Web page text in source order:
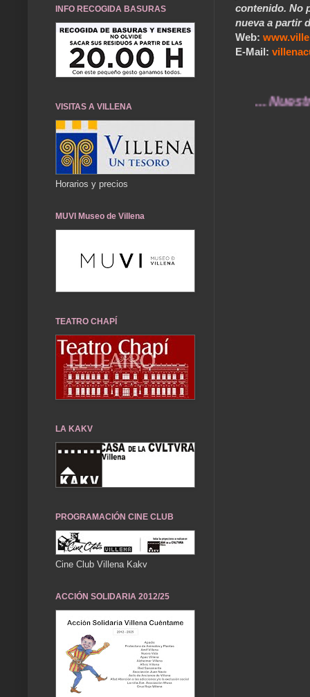
contenido. No
nueva a partir
Web:
E-Mail:
... Nuestros
INFO RECOGIDA BASURAS
VISITAS A VILLENA
Horarios y precios
MUVI Museo de Villena
TEATRO CHAPÍ
LA KAKV
PROGRAMACIÓN CINE CLUB
Cine Club Villena Kakv
ACCIÓN SOLIDARIA 2012/25